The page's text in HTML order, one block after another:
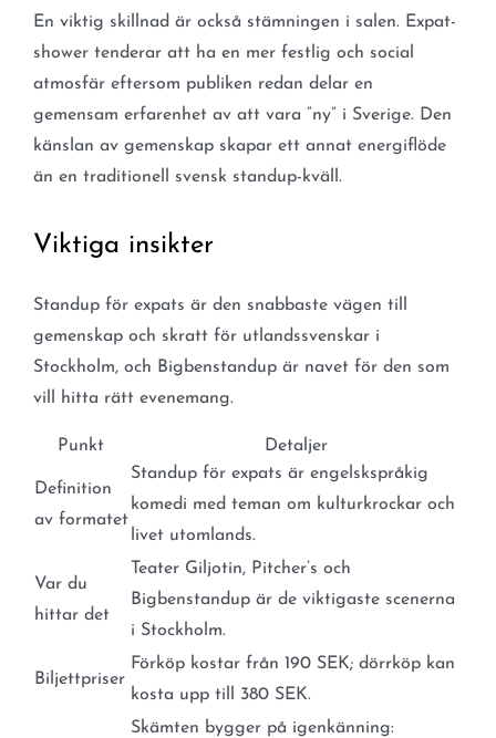
En viktig skillnad är också stämningen i salen. Expat-
shower tenderar att ha en mer festlig och social
atmosfär eftersom publiken redan delar en
gemensam erfarenhet av att vara “ny” i Sverige. Den
känslan av gemenskap skapar ett annat energiflöde
än en traditionell svensk standup-kväll.
Viktiga insikter
Standup för expats är den snabbaste vägen till
gemenskap och skratt för utlandssvenskar i
Stockholm, och Bigbenstandup är navet för den som
vill hitta rätt evenemang.
Punkt Detaljer
Definition
av formatet
Standup för expats är engelskspråkig
komedi med teman om kulturkrockar och
livet utomlands.
Var du
hittar det
Teater Giljotin, Pitcher’s och
Bigbenstandup är de viktigaste scenerna
i Stockholm.
Biljettpriser
Förköp kostar från 190 SEK; dörrköp kan
kosta upp till 380 SEK.
Skämten bygger på igenkänning: